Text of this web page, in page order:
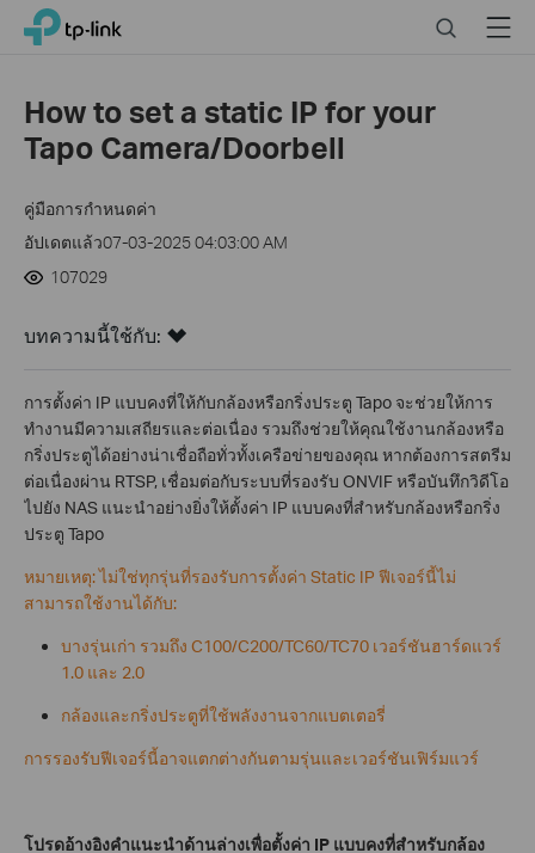
Click
navigation
bar
TP-Link, Reliably Smart SearchMenu
How to set a static IP for your
Tapo Camera/Doorbell
คู่มือการกำหนดค่า
อัปเดตแล้ว07-03-2025 04:03:00 AM
107029
บทความนี้ใช้กับ:
การตั้งค่า IP แบบคงที่ให้กับกล้องหรือกริ่งประตู Tapo จะช่วยให้การ
ทำงานมีความเสถียรและต่อเนื่อง รวมถึงช่วยให้คุณใช้งานกล้องหรือ
กริ่งประตูได้อย่างน่าเชื่อถือทั่วทั้งเครือข่ายของคุณ หากต้องการสตรีม
ต่อเนื่องผ่าน RTSP, เชื่อมต่อกับระบบที่รองรับ ONVIF หรือบันทึกวิดีโอ
ไปยัง NAS แนะนำอย่างยิ่งให้ตั้งค่า IP แบบคงที่สำหรับกล้องหรือกริ่ง
ประตู Tapo
หมายเหตุ: ไม่ใช่ทุกรุ่นที่รองรับการตั้งค่า Static IP ฟีเจอร์นี้ไม่
สามารถใช้งานได้กับ:
บางรุ่นเก่า รวมถึง C100/C200/TC60/TC70 เวอร์ชันฮาร์ดแวร์
1.0 และ 2.0
กล้องและกริ่งประตูที่ใช้พลังงานจากแบตเตอรี่
การรองรับฟีเจอร์นี้อาจแตกต่างกันตามรุ่นและเวอร์ชันเฟิร์มแวร์
โปรดอ้างอิงคำแนะนำด้านล่างเพื่อตั้งค่า IP แบบคงที่สำหรับกล้อง